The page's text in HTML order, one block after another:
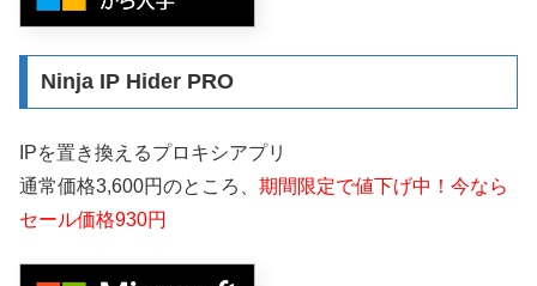
Ninja IP Hider PRO
IPを置き換えるプロキシアプリ
通常価格3,600円のところ、 期間限定で値下げ中！今なら
セール価格930円